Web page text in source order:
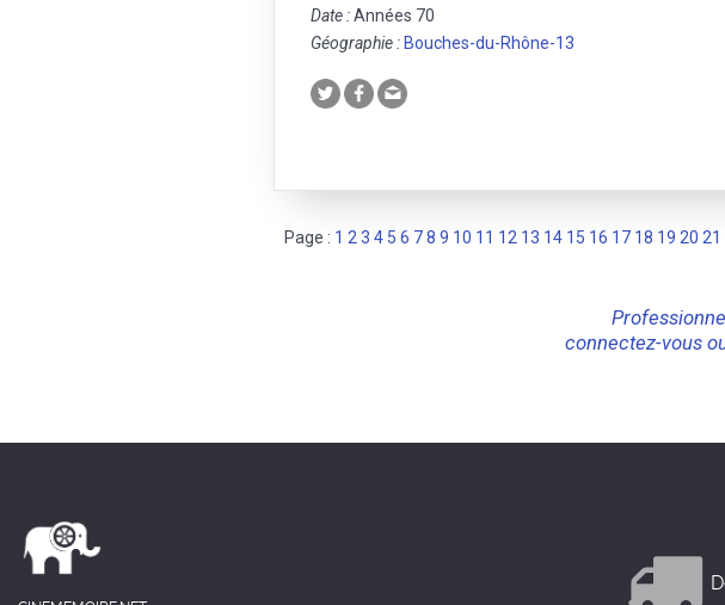
Date :Années 70
Géographie : Bouches-du-Rhône-13
Page : 1 2 3 4 5 6 78 9 10 11 12 13 14 15 16 17 18 19 20 21
connectez-vous